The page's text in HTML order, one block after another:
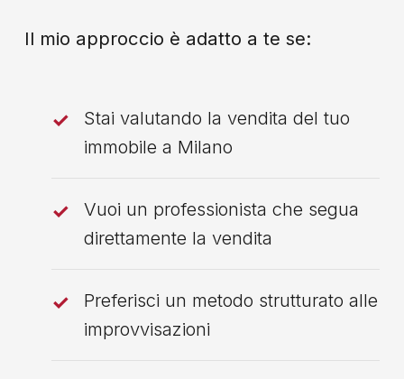
Il mio approccio è adatto a te se:
Stai valutando la vendita del tuo
immobile a Milano
Vuoi un professionista che segua
direttamente la vendita
Preferisci un metodo strutturato alle
improvvisazioni